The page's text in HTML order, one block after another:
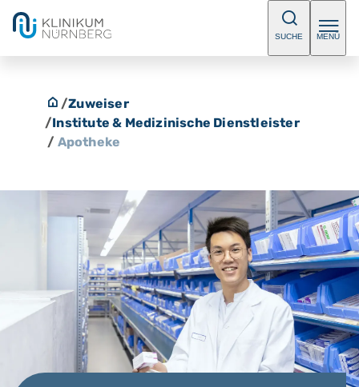
SUCHE MENÜ
/Zuweiser
/Institute & Medizinische Dienstleister
/ Apotheke